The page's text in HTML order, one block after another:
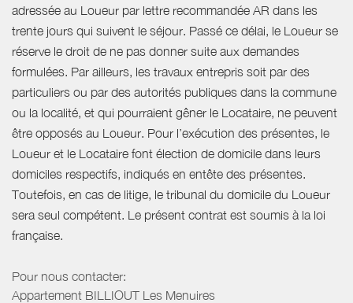
adressée au Loueur par lettre recommandée AR dans les
trente jours qui suivent le séjour. Passé ce délai, le Loueur se
réserve le droit de ne pas donner suite aux demandes
formulées. Par ailleurs, les travaux entrepris soit par des
particuliers ou par des autorités publiques dans la commune
ou la localité, et qui pourraient gêner le Locataire, ne peuvent
être opposés au Loueur. Pour l’exécution des présentes, le
Loueur et le Locataire font élection de domicile dans leurs
domiciles respectifs, indiqués en entête des présentes.
Toutefois, en cas de litige, le tribunal du domicile du Loueur
sera seul compétent. Le présent contrat est soumis à la loi
française.
Pour nous contacter:
Appartement BILLIOUT Les Menuires